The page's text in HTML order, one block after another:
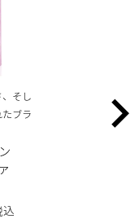
そし
たブラ
ン
込